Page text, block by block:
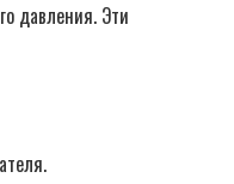
давления. Эти